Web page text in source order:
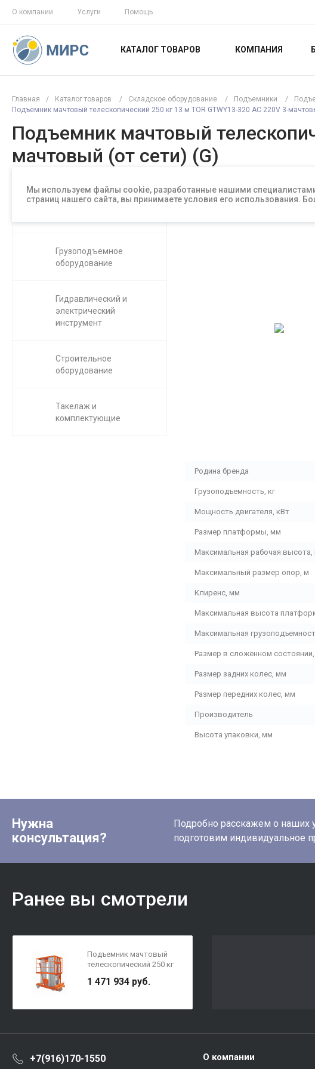
О компании Услуги Помощь
КАТАЛОГ ТОВАРОВ КОМПАНИЯ
Главная / Каталог товаров / Складское оборудование / Подъемники /
Подъемник мачтовый телескопический 250 кг 13 м TOR GTWY13-320 AC 220V 3-
Подъемник мачтовый
мачтовый (от сети) (G)
Мы используем файлы cookie, разработанные нашими
страниц нашего сайта, вы принимаете условия его использования.
Складское
Грузоподъемное
оборудование
Гидравлический и
электрический
инструмент
Строительное
оборудование
Такелаж и
комплектующие
Родина бренда
Грузоподъемность, кг
Мощность двигателя, кВт
Размер платформы, мм
Максимальная рабочая высота,
Максимальный размер опор, м
Клиренс, мм
Максимальная высота
Максимальная
Размер в сложенном
Размер задних колес, мм
Размер передних колес, мм
Производитель
Высота упаковки, мм
Нужна
консультация?
Подробно расскажем о наших
подготовим индивидуальное
Ранее вы смотрели
Подъемник мачтовый
телескопический 250 кг
220V 3-мачтовый (от
1 471 934 руб.
+7(916)170-1550 О компании